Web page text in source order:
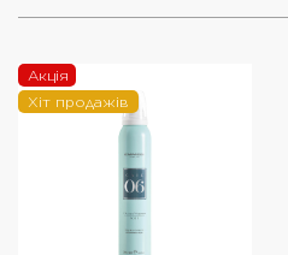
Акція
Хіт продажів